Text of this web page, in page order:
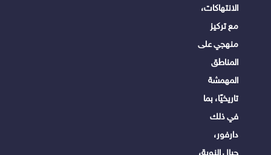
الانتهاكات،
مع تركيز
منهجي على
المناطق
المهمشة
تاريخيًا، بما
في ذلك
دارفور،
جبال النوبة،